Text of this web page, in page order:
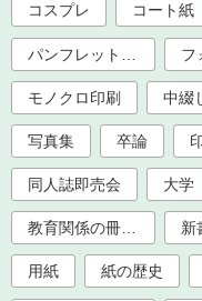
コスプレ コート紙
フ
モノクロ印刷 中綴
写真集 卒論
同人誌即売会 大学
教育関係の冊子印刷（大学、学校、塾） 新
用紙 紙の歴史